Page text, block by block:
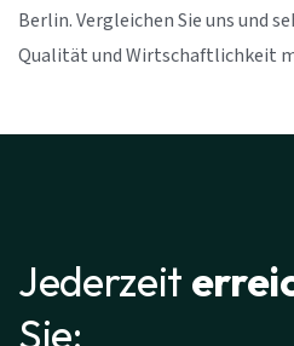
Berlin. Vergleichen Sie uns und
Qualität und Wirtschaftlichkeit
Jederzeit
Sie: